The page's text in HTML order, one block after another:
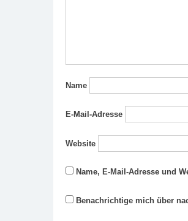
Name
E-Mail-Adresse
Website
Name, E-Mail-Adresse und
Benachrichtige mich über